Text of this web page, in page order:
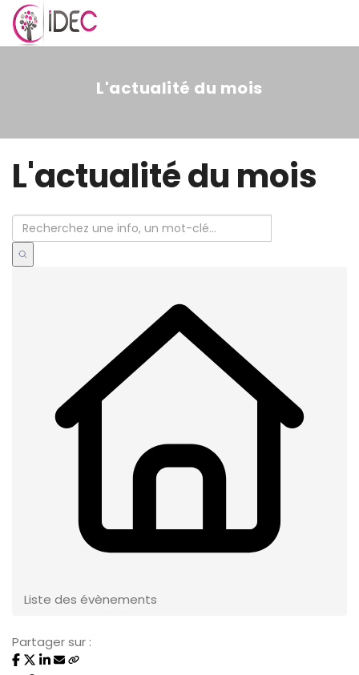
MENU
L'actualité du mois
L'actualité du mois
Liste des évènements
Partager sur :